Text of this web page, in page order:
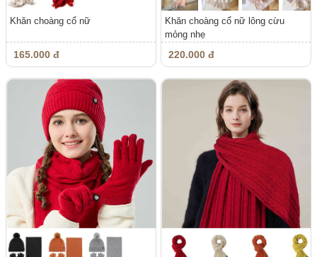
Khăn choàng cổ nữ
165.000 đ
Khăn choàng cổ nữ lông cừu
mỏng nhẹ
220.000 đ